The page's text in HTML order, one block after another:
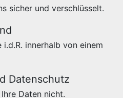
sicher und verschlüsselt.
innerhalb von einem
Datenschutz
Daten nicht.